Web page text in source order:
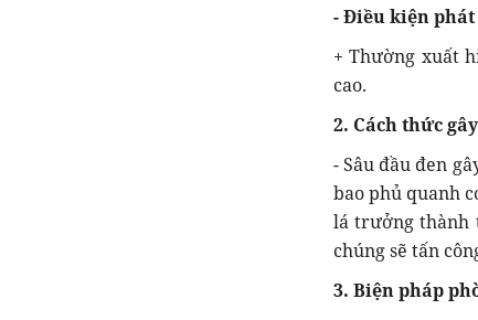
- Điều kiện
+ Thường xuất
cao.
2. Cách thức
- Sâu đầu đen
bao phủ quanh
lá trưởng thành
chúng sẽ tấn
3. Biện pháp